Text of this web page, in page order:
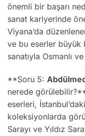
önemli bir başarı
sanat kariyerinde
Viyana’da
ve bu eserler büyük
sanatıyla Osmanlı
**Soru 5:
nerede
eserleri,
koleksiyonlarda
Sarayı ve Yıldız